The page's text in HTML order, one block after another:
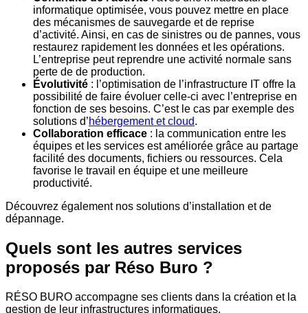
informatique optimisée, vous pouvez mettre en place
des mécanismes de sauvegarde et de reprise
d’activité. Ainsi, en cas de sinistres ou de pannes, vous
restaurez rapidement les données et les opérations.
L’entreprise peut reprendre une activité normale sans
perte de de production.
Évolutivité : l’optimisation de l’infrastructure IT offre la
possibilité de faire évoluer celle-ci avec l’entreprise en
fonction de ses besoins. C’est le cas par exemple des
solutions d’hébergement et cloud.
Collaboration efficace : la communication entre les
équipes et les services est améliorée grâce au partage
facilité des documents, fichiers ou ressources. Cela
favorise le travail en équipe et une meilleure
productivité.
Découvrez également nos solutions d’installation et de
dépannage.
Quels sont les autres services
proposés par Réso Buro ?
RÉSO BURO accompagne ses clients dans la création et la
gestion de leur infrastructures informatiques.